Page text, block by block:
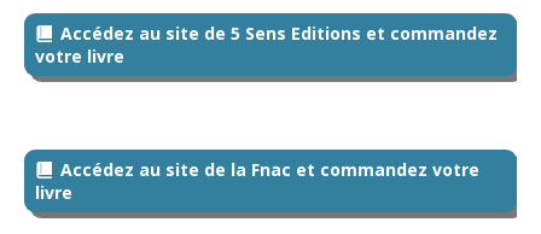
Accédez au site de 5 Sens Editions et commandez
votre livre
Accédez au site de la Fnac et commandez votre
livre